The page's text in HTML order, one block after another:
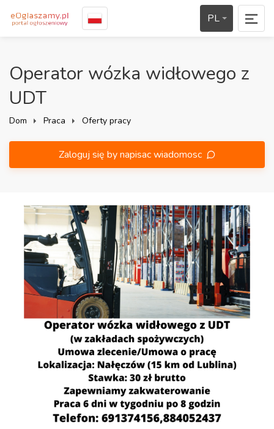
PL
Operator wózka widłowego z
UDT
Dom Praca Oferty pracy
Zaloguj się by napisac wiadomosc